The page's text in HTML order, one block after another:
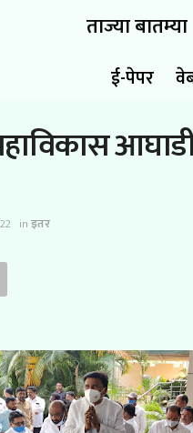
ताज्या बातम्या
ई-पेपर
inइतर